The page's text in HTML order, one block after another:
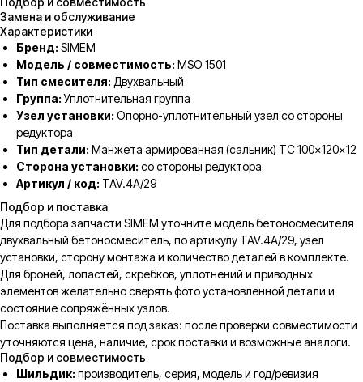
Замена и обслуживание
Характеристики
Бренд: SIMEM
Модель / совместимость: MSO 1501
Тип смесителя: Двухвальный
Группа:Уплотнительная группа
Узел установки: Опорно-уплотнительный узел со стороны
редуктора
Тип детали: Манжета армированная (сальник) TC 100x120x12
Сторона установки: со стороны редуктора
Артикул / код: TAV.4A/29
Подбор и поставка
Для подбора запчасти SIMEM уточните модель бетоносмесителя
двухвальный бетоносмеситель, по артикулу TAV.4A/29, узел
установки, сторону монтажа и количество деталей в комплекте.
Для броней, лопастей, скребков, уплотнений и приводных
элементов желательно сверять фото установленной детали и
состояние сопряжённых узлов.
Поставка выполняется под заказ: после проверки совместимости
уточняются цена, наличие, срок поставки и возможные аналоги.
Подбор и совместимость
Шильдик: производитель, серия, модель и год/ревизия